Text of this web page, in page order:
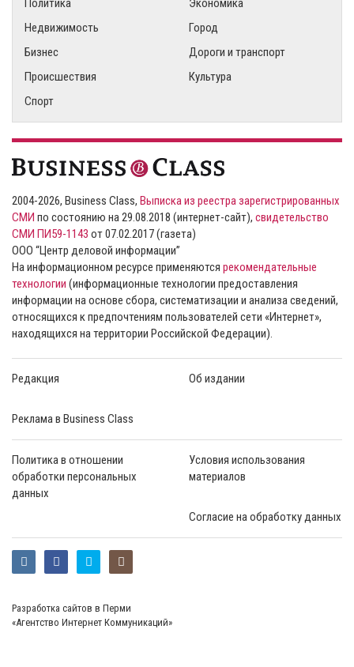
Недвижимость
Город
Бизнес
Дороги и транспорт
Происшествия
Культура
Спорт
2004-2026, Business Class, Выписка из реестра зарегистрированных
СМИ по состоянию на 29.08.2018 (интернет-сайт), свидетельство
СМИ ПИ59-1143 от 07.02.2017 (газета)
ООО “Центр деловой информации”
На информационном ресурсе применяются рекомендательные
технологии (информационные технологии предоставления
информации на основе сбора, систематизации и анализа сведений,
относящихся к предпочтениям пользователей сети «Интернет»,
находящихся на территории Российской Федерации).
Редакция Об издании
Реклама в Business Class
Политика в отношении
обработки персональных
данных
Условия использования
материалов
Согласие на обработку данных
Разработка сайтов в Перми
«Агентство Интернет Коммуникаций»